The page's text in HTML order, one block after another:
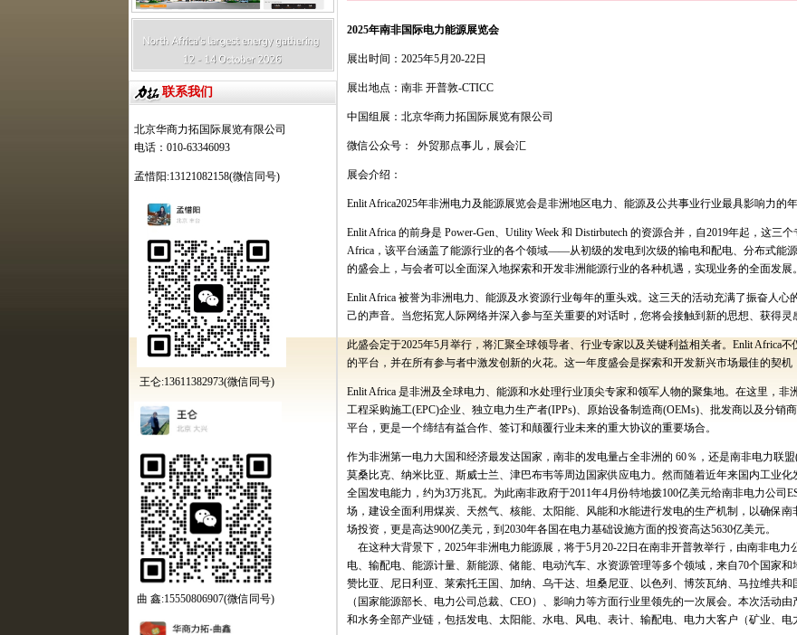
联系我们
北京华商力拓国际展览有限公司
电话：010-63346093
孟惜阳:13121082158(微信同号)
王仑:13611382973(微信同号)
曲 鑫:15550806907(微信同号)
2025年南非国际电力能源展览会
展出时间： 2025年5月 20-22日
展出地点： 南非 开普敦-CTICC
中国组展：北京华商力拓国际展览有限公司
微信公众号： 外贸那点事儿，展会汇
展会介绍：
Enlit Africa2025年非洲电力及能源展览会是非洲地区电力、能源及公共事业行业最具影响力的年
Enlit Africa 的前身是 Power-Gen、 Utility Week 和 Distirbutech 的资源合并，自2019年起，这三个
Africa ，该平台涵盖了能源行业的各个领域——从初级的发电到次级的输电和配电、分布式能
的盛会上，与会者可以全面深入地探索和开发非洲能源行业的各种机遇，实现业务的全面发展。
Enlit Africa 被誉为非洲电力、能源及水资源行业每年的重头戏。这三天的活动充满了振奋人
己的声音。当您拓宽人际网络并深入参与至关重要的对话时，您将会接触到新的思想、获得灵
此盛会定于2025年5月举行，将汇聚全球领导者、行业专家以及关键利益相关者。 Enlit Africa不
的平台，并在所有参与者中激发创新的火花。这一年度盛会是探索和开发新兴市场最佳的契机
Enlit Africa 是非洲及全球电力、能源和水处理行业顶尖专家和领军人物的聚集地。在这里，非
工程采购施工(EPC)企业、独立电力生产者(IPPs)、原始设备制造商(OEMs)、批发商以及分销
平台，更是一个缔结有益合作、签订和颠覆行业未来的重大协议的重要场合。
作为非洲第一电力大国和经济最发达国家，南非的发电量占全非洲的 60％，还是南非电力联盟
莫桑比克、纳米比亚、斯威士兰、津巴布韦等周边国家供应电力。然而随着近年来国内工业
全国发电能力，约为3万兆瓦。为此南非政府于2011年4月份特地拨100亿美元给南非电力公司
场，建设全面利用煤炭、天然气、核能、太阳能、风能和水能进行发电的生产机制，以确保
场投资，更是高达900亿美元，到 2030年各国在电力基础设施方面的投资高达5630亿美元。
在这种大背景下， 2025年非洲电力能源展，将于5月 20-22日在南非开普敦举行，由南非电力
电、输配电、能源计量、新能源、储能、电动汽车、水资源管理等多个领域，来自70个国家和
赞比亚、尼日利亚、莱索托王国、加纳、乌干达、坦桑尼亚、以色列、博茨瓦纳、马拉维共
（国家能源部长、电力公司总裁、 CEO）、影响力等方面行业里领先的一次展会。本次活动
和水务全部产业链，包括发电、太阳能、水电、风电、表计、输配电、电力大客户（矿业、电